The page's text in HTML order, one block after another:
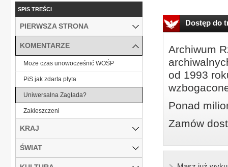
Dostęp do
Archiwum
od 1993
Ponad
Zamów
SPIS TREŚCI
PIERWSZA STRONA
KOMENTARZE
Może czas unowocześnić WOŚP
PiS jak zdarta płyta
Uniwersalna Zagłada?
Zakleszczeni
KRAJ
ŚWIAT